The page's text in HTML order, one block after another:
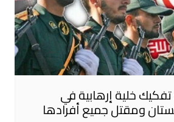
خلية إرهابية في
ومقتل جميع أفرادها